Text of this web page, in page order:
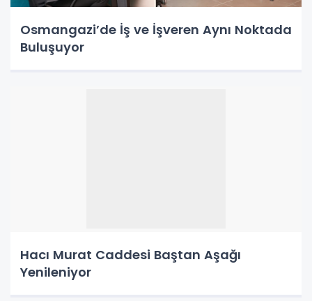
Osmangazi’de İş ve İşveren Aynı Noktada
Buluşuyor
Hacı Murat Caddesi Baştan Aşağı
Yenileniyor